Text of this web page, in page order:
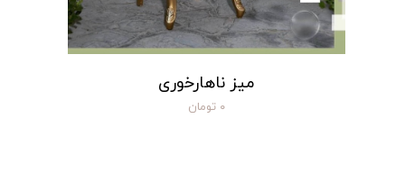
میز ناهارخوری
۰ تومان